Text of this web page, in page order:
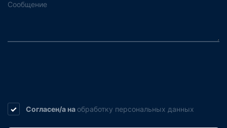
Согласен/а на обработку персональных данных